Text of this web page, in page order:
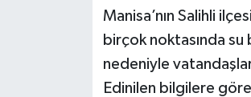
Manisa’nın Salihli
birçok noktasında su
nedeniyle
Edinilen bilgilere